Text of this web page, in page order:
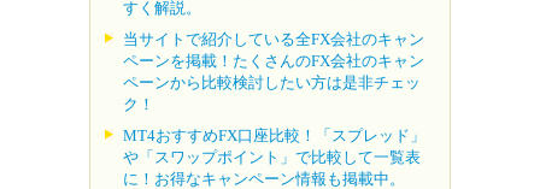
すく解説。
当サイトで紹介している全FX会社のキャン
ペーンを掲載！たくさんのFX会社のキャン
ペーンから比較検討したい方は是非チェッ
ク！
MT4おすすめFX口座比較！「スプレッド」
や「スワップポイント」で比較して一覧表
に！お得なキャンペーン情報も掲載中。